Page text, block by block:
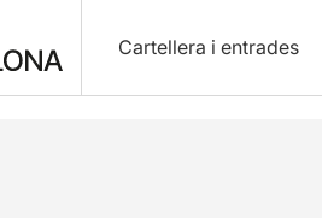
Cartellera i entrades